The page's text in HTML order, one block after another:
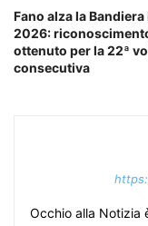
Fano alza la Bandiera
2026:
ottenuto per la 22ª
consecutiva
Occhio alla Notizia